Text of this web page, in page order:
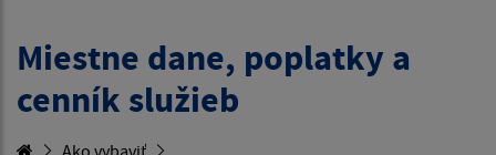
Miestne dane, poplatky a
cenník služieb
Ako vybaviť